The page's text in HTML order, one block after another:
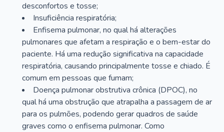
desconfortos e tosse;
Insuficiência respiratória;
Enfisema pulmonar, no qual há alterações
pulmonares que afetam a respiração e o bem-estar do
paciente. Há uma redução significativa na capacidade
respiratória, causando principalmente tosse e chiado. É
comum em pessoas que fumam;
Doença pulmonar obstrutiva crônica (DPOC), no
qual há uma obstrução que atrapalha a passagem de ar
para os pulmões, podendo gerar quadros de saúde
graves como o enfisema pulmonar. Como